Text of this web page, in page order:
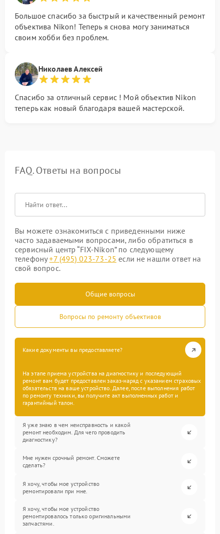
Большое спасибо за быстрый и качественный ремонт
объектива Nikon! Теперь я снова могу заниматься
своим хобби без проблем.
Николаев Алексей
Спасибо за отличный сервис ! Мой объектив Nikon
теперь как новый благодаря вашей мастерской.
FAQ. Ответы на вопросы
Вы можете ознакомиться с приведенными ниже
часто задаваемыми вопросами, либо обратиться в
сервисный центр “FIX-Nikon” по следующему
телефону+7 (495) 023-73-25 если не нашли ответ на
свой вопрос.
Общие вопросы
Вопросы по ремонту объективов
Какие документы вы предоставляете?
На этапе приема устройства на диагностику и последующий
ремонт вам будет предоставлен заказ-наряд с указанием страховых
обязательств на ваше устройство. Далее, после выполнения работ
по ремонту техники, вы получите акт выполненных работ и
гарантийный талон.
Я уже знаю в чем неисправность и какой
ремонт необходим. Для чего проводить
диагностику?
Мне нужен срочный ремонт. Сможете
сделать?
Я хочу, чтобы мое устройство
ремонтировали при мне.
Я хочу, чтобы мое устройство
ремонтировалось только оригинальными
запчастями.